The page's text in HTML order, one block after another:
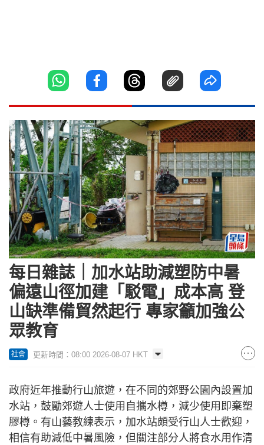
每日雜誌｜加水站助減塑防中暑
偏遠山徑加建「駁電」成本高 登
山缺準備貿然起行 專家籲加強公
眾教育
社會 更新時間：08:00 2026-08-07 HKT
政府近年推動行山旅遊，在不同的郊野公園內設置加
水站，鼓勵郊遊人士使用自攜水樽，減少使用即棄塑
膠樽。有山藝教練表示，加水站頗受行山人士歡迎，
相信有助減低中暑風險，但關注部分人將食水用作清